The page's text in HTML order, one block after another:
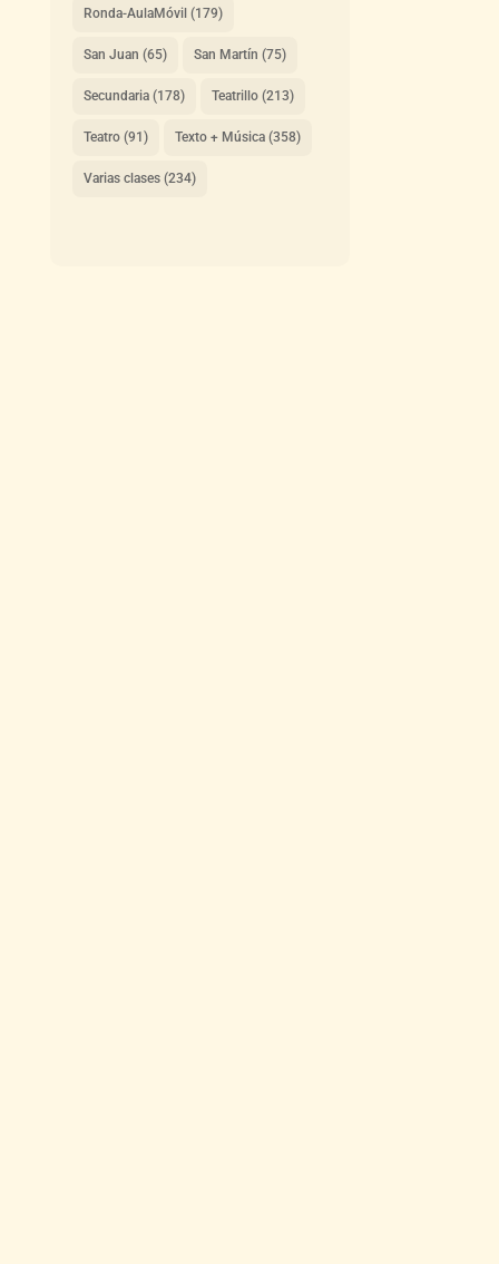
Ronda-AulaMóvil (179)
San Juan (65) San Martín (75)
Secundaria(178) Teatrillo(213)
Teatro(91) Texto + Música(358)
Varias clases(234)